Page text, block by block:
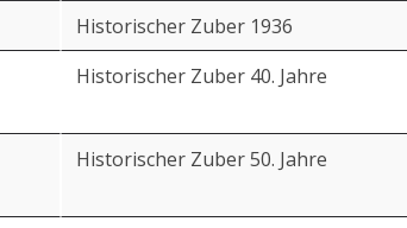
Historischer Zuber 1936
Historischer Zuber 40. Jahre
Historischer Zuber 50. Jahre